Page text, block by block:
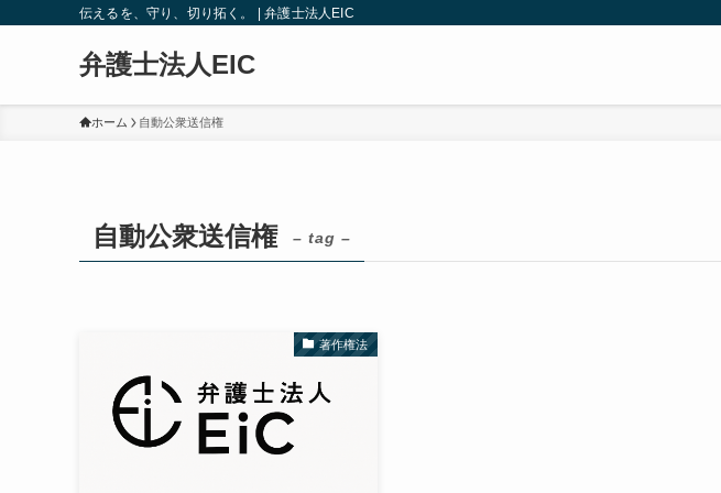
伝えるを、守り、切り拓く。 | 弁護士法人EIC
弁護士法人EIC
ホーム 自動公衆送信権
自動公衆送信権 – tag –
著作権法